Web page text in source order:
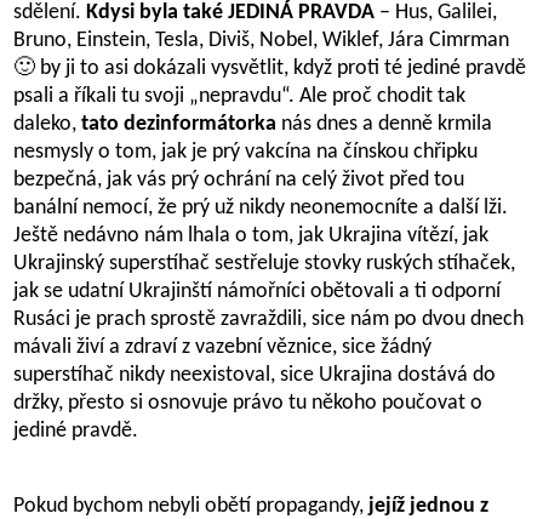
sdělení.Kdysi byla také JEDINÁ PRAVDA – Hus, Galilei,
Bruno, Einstein, Tesla, Diviš, Nobel, Wiklef, Jára Cimrman
🙂 by ji to asi dokázali vysvětlit, když proti té jediné pravdě
psali a říkali tu svoji „nepravdu“. Ale proč chodit tak
daleko,tato dezinformátorka nás dnes a denně krmila
nesmysly o tom, jak je prý vakcína na čínskou chřipku
bezpečná, jak vás prý ochrání na celý život před tou
banální nemocí, že prý už nikdy neonemocníte a další lži.
Ještě nedávno nám lhala o tom, jak Ukrajina vítězí, jak
Ukrajinský superstíhač sestřeluje stovky ruských stíhaček,
jak se udatní Ukrajinští námořníci obětovali a ti odporní
Rusáci je prach sprostě zavraždili, sice nám po dvou dnech
mávali živí a zdraví z vazební věznice, sice žádný
superstíhač nikdy neexistoval, sice Ukrajina dostává do
držky, přesto si osnovuje právo tu někoho poučovat o
jediné pravdě.
Pokud bychom nebyli obětí propagandy, jejíž jednou z